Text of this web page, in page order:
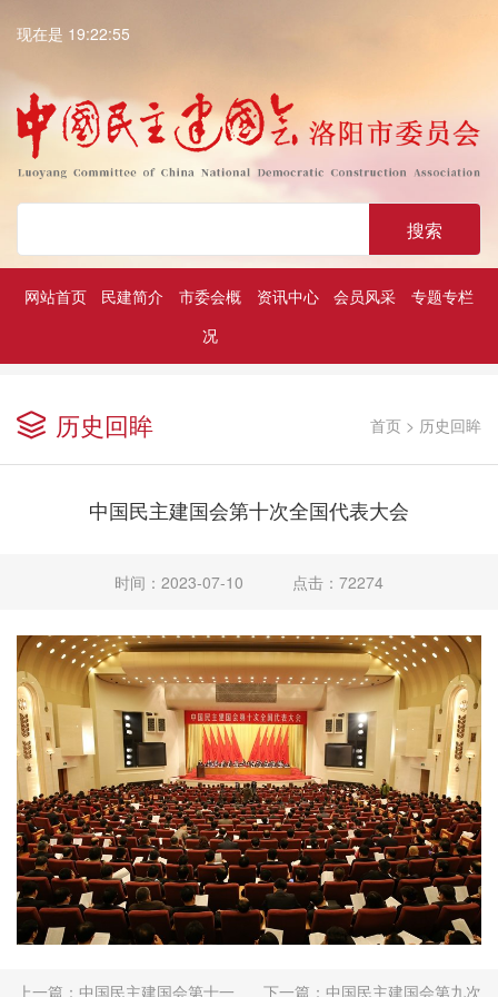
现在是 19:22:55
搜索
网站首页 民建简介
市委会概
况
资讯中心 会员风采 专题专栏
历史回眸 首页 > 历史回眸
中国民主建国会第十次全国代表大会
时间：2023-07-10 点击：72274
上一篇： 中国民主建国会第十一 下一篇： 中国民主建国会第九次